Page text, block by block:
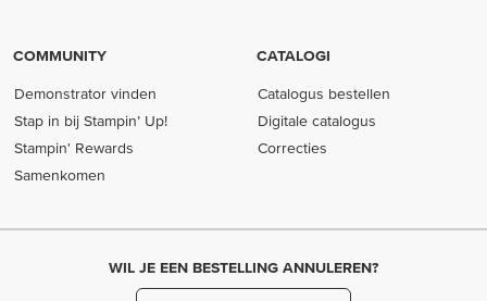
COMMUNITY
Demonstrator vinden
Stap in bij Stampin’ Up!
Stampin' Rewards
Samenkomen
CATALOGI
Catalogus bestellen
Digitale catalogus
Correcties
WIL JE EEN BESTELLING ANNULEREN?